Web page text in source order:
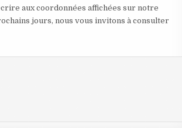
aux coordonnées affichées sur notre
jours, nous vous invitons à consulter